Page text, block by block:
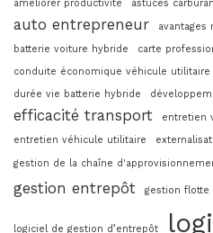
améliorer productivité astuces
auto entrepreneur
avantages
batterie voiture hybride
carte
conduite économique véhicule utilitaire
durée vie batterie hybride
efficacité transport
entretien
entretien véhicule utilitaire
gestion de la chaîne
gestion entrepôt
gestion flotte
logiciel de gestion d’entrepôt